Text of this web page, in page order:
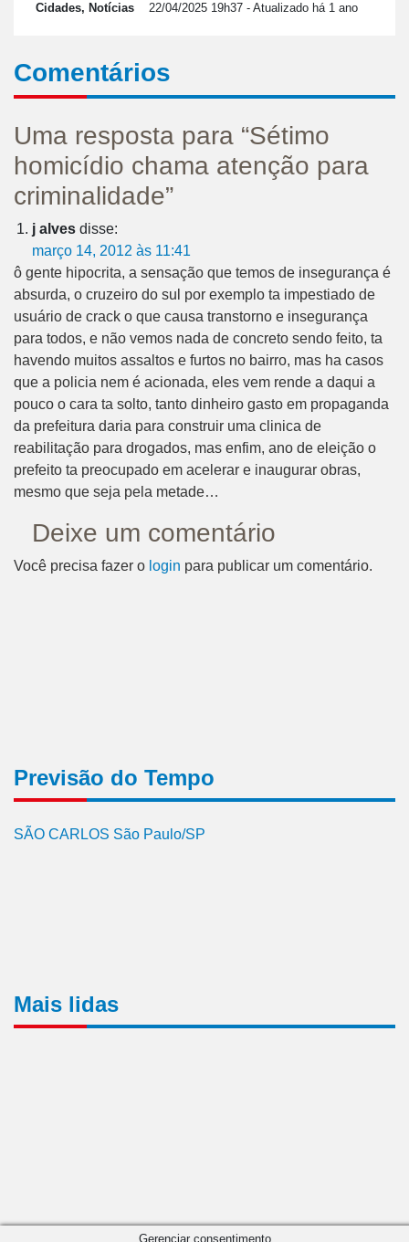
Cidades, Notícias 22/04/2025 19h37 - Atualizado há 1 ano
Comentários
Uma resposta para “Sétimo
homicídio chama atenção para
criminalidade”
j alves disse:
março 14, 2012 às 11:41
ô gente hipocrita, a sensação que temos de insegurança é
absurda, o cruzeiro do sul por exemplo ta impestiado de
usuário de crack o que causa transtorno e insegurança
para todos, e não vemos nada de concreto sendo feito, ta
havendo muitos assaltos e furtos no bairro, mas ha casos
que a policia nem é acionada, eles vem rende a daqui a
pouco o cara ta solto, tanto dinheiro gasto em propaganda
da prefeitura daria para construir uma clinica de
reabilitação para drogados, mas enfim, ano de eleição o
prefeito ta preocupado em acelerar e inaugurar obras,
mesmo que seja pela metade…
Deixe um comentário
Você precisa fazer o login para publicar um comentário.
Previsão do Tempo
SÃO CARLOS São Paulo/SP
Mais lidas
Gerenciar consentimento